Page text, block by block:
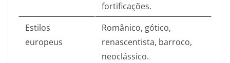
fortificações.​
Estilos
europeus
Românico, gótico,
renascentista, barroco,
neoclássico.​